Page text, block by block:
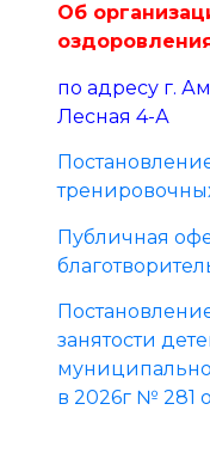
Об
по адресу г.
Лесная 4-А
Публичная
занятости
в 2026г № 281